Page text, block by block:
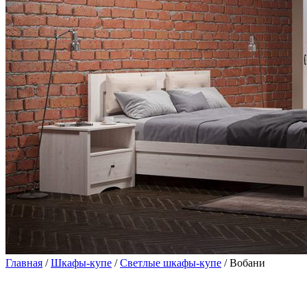
Главная /Шкафы-купе /Светлые шкафы-купе / Вобани